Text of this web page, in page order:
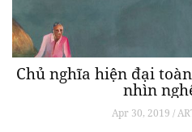
Chủ nghĩa hiện đại
nhìn
Apr 30, 2019 /